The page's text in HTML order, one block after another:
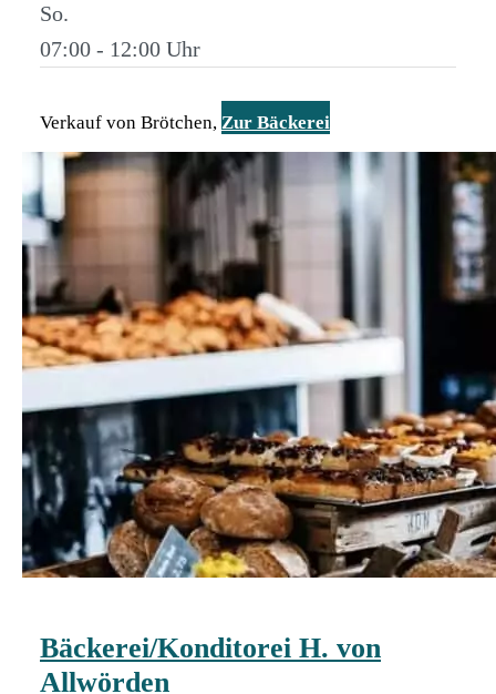
So.
07:00 - 12:00
Verkauf von Brötchen, Zur Bäckerei
Bäckerei/Konditorei H. von
Allwörden